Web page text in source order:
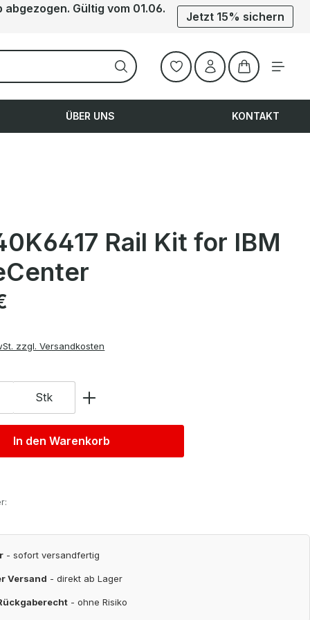
Gültig vom 01.06.
Jetzt 15% sichern
Warenkorb
ÜBER UNS KONTAKT
Rail Kit for IBM
zzgl. Versandkosten
Stk
In den Warenkorb
- sofort versandfertig
Versand - direkt ab Lager
- ohne Risiko